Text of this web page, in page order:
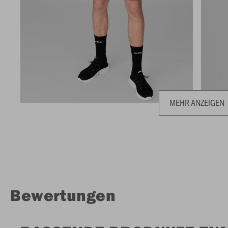
MEHR ANZEIGEN
Bewertungen